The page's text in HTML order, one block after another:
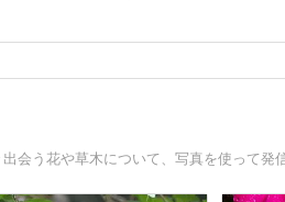
会う花や草木について、写真を使って発